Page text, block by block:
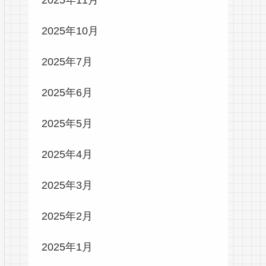
2025年10月
2025年7月
2025年6月
2025年5月
2025年4月
2025年3月
2025年2月
2025年1月